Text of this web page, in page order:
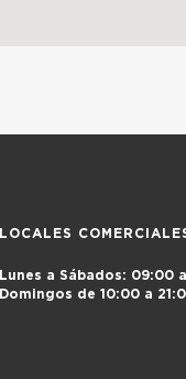
LOCALES
Lunes a Sábados: 09:00
Domingos de 10:00 a